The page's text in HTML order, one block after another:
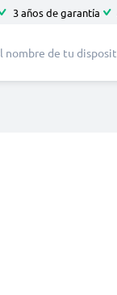
3 años de garantía